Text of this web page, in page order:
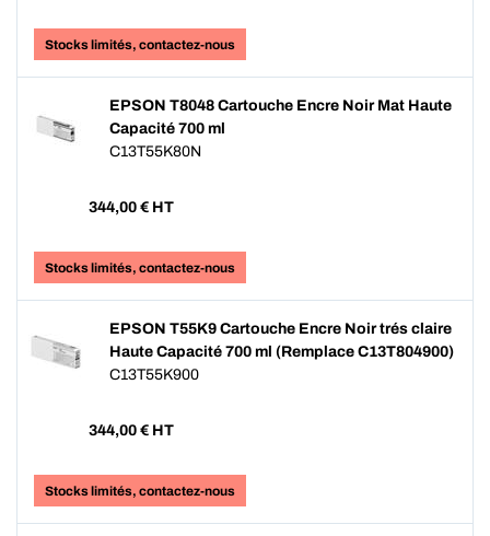
Stocks limités, contactez-nous
EPSON T8048 Cartouche Encre Noir Mat Haute
Capacité 700 ml
C13T55K80N
344,00 € HT
Stocks limités, contactez-nous
EPSON T55K9 Cartouche Encre Noir trés claire
Haute Capacité 700 ml (Remplace C13T804900)
C13T55K900
344,00 € HT
Stocks limités, contactez-nous